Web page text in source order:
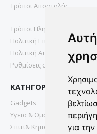
για
Τρόποι Αποστολής
Τρόποι Πληρωμής
Πολιτική Επιστροφών
Πολιτική Απορρήτου
Ρυθμίσεις cookies
ΚΑΤΗΓΟΡΙΕΣ
Gadgets
Υγεια & Ομορφια
Σπιτι& Κηπος